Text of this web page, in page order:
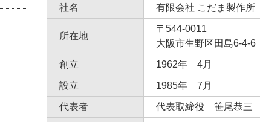
社名 有限会社 こだま製作所
所在地
〒544-0011
大阪市生野区田島6-4-6
創立 1962年 4月
設立 1985年 7月
代表者 代表取締役 笹尾恭三